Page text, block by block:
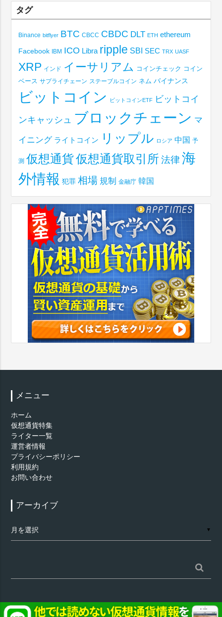
タグ
Binance bitflyer BTC CBCC CBDC DLT ETH ethereum
Facebook IBM ICO Libra ripple SBI SEC TRX UASF
XRP インド イーサリアム コインチェック コイン
ベース サプライチェーン ステーブルコイン ネム バイナンス
ビットコイン ビットコインETF ビットコイ
ンキャッシュ ブロックチェーン マ
イニング ライトコイン リップル ロシア 中国 予
測 仮想通貨仮想通貨取引所 法律 海
外情報 犯罪 相場 規制 金融庁 韓国
メニュー
ホーム
仮想通貨特集
ライター一覧
運営者情報
プライバシーポリシー
利用規約
お問い合わせ
アーカイブ
ー
▼
索: